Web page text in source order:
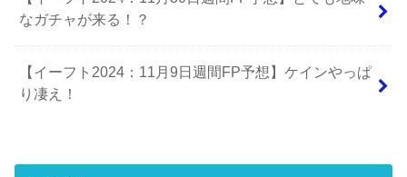
なガチャが来る！？
【イーフト2024：11月9日週間FP予想】ケインやっぱ
り凄え！